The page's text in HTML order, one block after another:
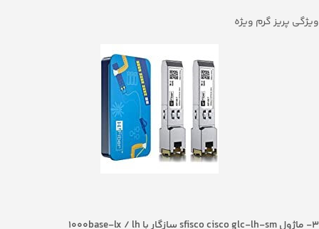
ویژگی پریز گرم ویژه
3- ماژول sfisco cisco glc-lh-smسازگار با 1000 base-lx / lh